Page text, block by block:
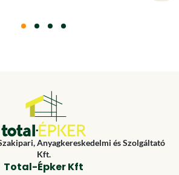
Anyagkereskedelmi és Szolgáltató
Kft.
Total-Épker Kft